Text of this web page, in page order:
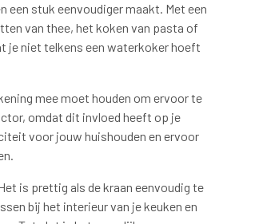
een stuk eenvoudiger maakt. Met een
van thee, het koken van pasta of
je niet telkens een waterkoker hoeft
mee moet houden om ervoor te
omdat dit invloed heeft op je
voor jouw huishouden en ervoor
is prettig als de kraan eenvoudig te
bij het interieur van je keuken en